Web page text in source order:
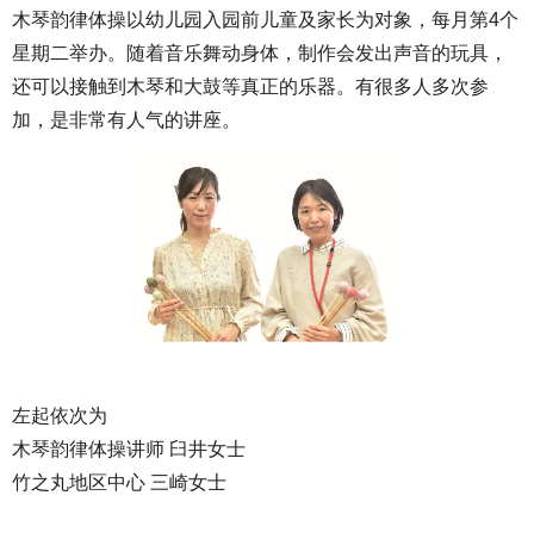
木琴韵律体操以幼儿园入园前儿童及家长为对象，每月第4个
星期二举办。随着音乐舞动身体，制作会发出声音的玩具，
还可以接触到木琴和大鼓等真正的乐器。有很多人多次参
加，是非常有人气的讲座。
左起依次为
木琴韵律体操讲师 臼井女士
竹之丸地区中心 三崎女士